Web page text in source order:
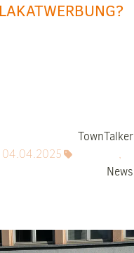
04.04.2025
,
News